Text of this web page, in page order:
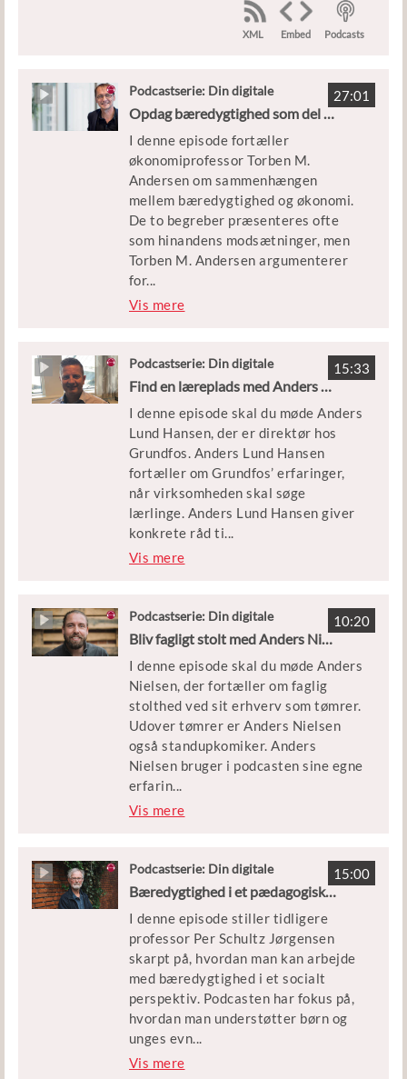
XML Embed Podcasts
27:01
Podcastserie: Din digitale
gæstelærer
Opdag bæredygtighed som del af økonomi med Torben M. Andersen
I denne episode fortæller
økonomiprofessor Torben M.
Andersen om sammenhængen
mellem bæredygtighed og økonomi.
De to begreber præsenteres ofte
som hinandens modsætninger, men
Torben M. Andersen argumenterer
for...
, at bæredygtighed bør spille en
samfundsudvikling.
Forløbet, som er knyttet til
podcasten, er målrettet samfundsfag
og matematik på stx (3.g).
Vis mere
15:33
Podcastserie: Din digitale
gæstelærer
Find en læreplads med Anders Lund Hansen
I denne episode skal du møde Anders
Lund Hansen, der er direktør hos
Grundfos. Anders Lund Hansen
fortæller om Grundfos’ erfaringer,
når virksomheden skal søge
lærlinge. Anders Lund Hansen giver
konkrete råd ti...
l kommende lærlinge, der ønsker at
blive faglært og at have sat sig ind i,
hvilken virksomhed man søger hos.
Forløbet, som er knyttet til
podcasten, er målrettet elever på
eud på grundforløb 1 og 2 på tværs
af hovedområderne.
Vis mere
10:20
Podcastserie: Din digitale
gæstelærer
Bliv fagligt stolt med Anders Nielsen
I denne episode skal du møde Anders
Nielsen, der fortæller om faglig
stolthed ved sit erhverv som tømrer.
Udover tømrer er Anders Nielsen
også standupkomiker. Anders
Nielsen bruger i podcasten sine egne
erfarin...
ger til at reflektere over, hvad faglig
hjælpe danskere med at udføre deres
projekter og visioner i hjemmet.
Anders Nielsen vil gerne være et
forbillede for de unge, der ønsker at
vælge en erhvervsuddannelse og stå
ved det!
Forløbet, som er knyttet til denne
podcast, er målrettet elever på eud
på grundforløb 1 og 2 samt
hovedforløb på hovedområdet
Vis mere
15:00
Podcastserie: Din digitale
gæstelærer
Bæredygtighed i et pædagogisk perspektiv med Per Schultz Jørgensen
I denne episode stiller tidligere
professor Per Schultz Jørgensen
skarpt på, hvordan man kan arbejde
med bæredygtighed i et socialt
perspektiv. Podcasten har fokus på,
hvordan man understøtter børn og
unges evn...
e til at klare udfordringer, blandt
Vis mere